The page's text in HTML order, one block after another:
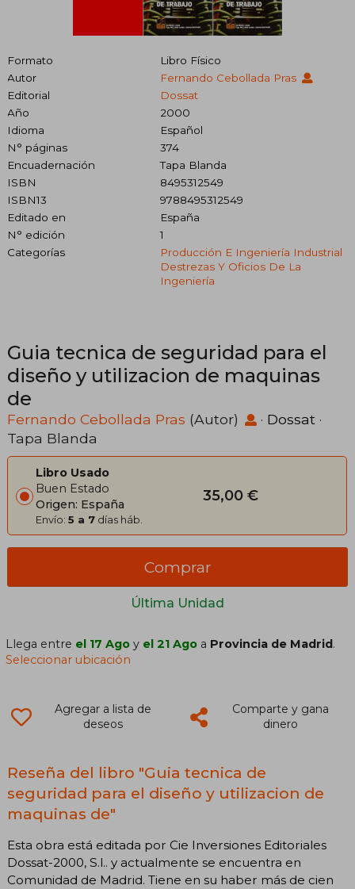
Formato
Libro Físico
Autor
Fernando Cebollada Pras
Editorial
Dossat
Año
2000
Idioma
Español
N° páginas
374
Encuadernación
Tapa Blanda
ISBN
8495312549
ISBN13
9788495312549
Editado en
España
N° edición
1
Categorías
Producción E Ingeniería Industrial
Destrezas Y Oficios De La
Ingeniería
Guia tecnica de seguridad para el
diseño y utilizacion de maquinas
de
Fernando Cebollada Pras (Autor) · Dossat ·
Tapa Blanda
Libro Usado
Buen Estado
Origen: España
Envío: 5 a 7 días háb.
35,00 €
Última Unidad
Comprar
Llega entre el 17 Ago y el 21 Ago a Provincia de Madrid .
Seleccionar ubicación
Agregar a lista de
deseos
Comparte y gana
dinero
Reseña del libro "Guia tecnica de
seguridad para el diseño y utilizacion de
maquinas de"
Esta obra está editada por Cie Inversiones Editoriales
Dossat-2000, S.l.. y actualmente se encuentra en
Comunidad de Madrid. Tiene en su haber más de cien